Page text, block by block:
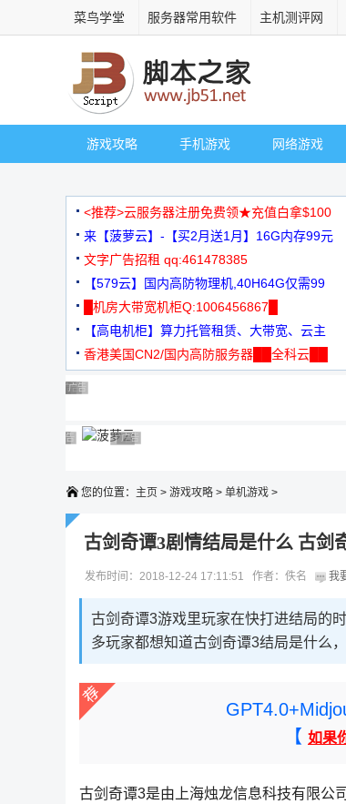
菜鸟学堂 服务器常用软件 主机测评网
游戏攻略 手机游戏 网络游戏
<推荐>云服务器注册免费领★充值白拿$100
来【菠萝云】-【买2月送1月】16G内存99元
文字广告招租 qq:461478385
【579云】国内高防物理机,40H64G仅需99
元
█机房大带宽机柜Q:1006456867█
【高电机柜】算力托管租赁、大带宽、云主
机
香港美国CN2/国内高防服务器██全科云██
广告 商业广告，理性选择
广告 商业广告，理性选择
广告 商业广告，理性选择
广告 商业广告，理性选择
广告 商业广告，理性选择
广告 商业广告，理性选择
广告 商业广告，理性选择
广告 商业广告，理性选择广告 商业广告，理性选择
广告 商业广告，理性选择
您的位置： 主页 > 游戏攻略 > 单机游戏 >
古剑奇谭3剧情结局是什么 古剑
发布时间：2018-12-24 17:11:51 作者：佚名 我
古剑奇谭3游戏里玩家在快打进结局的
多玩家都想知道古剑奇谭3结局是什么
【 如果
古剑奇谭3是由上海烛龙信息科技有限公